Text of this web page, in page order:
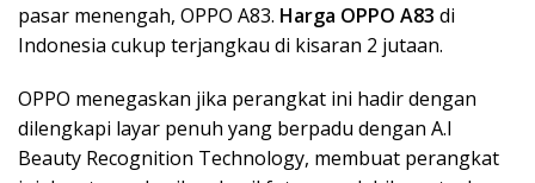
pasar menengah, OPPO A83. Harga OPPO A83 di
Indonesia cukup terjangkau di kisaran 2 jutaan.
OPPO menegaskan jika perangkat ini hadir dengan
dilengkapi layar penuh yang berpadu dengan A.I
Beauty Recognition Technology, membuat perangkat